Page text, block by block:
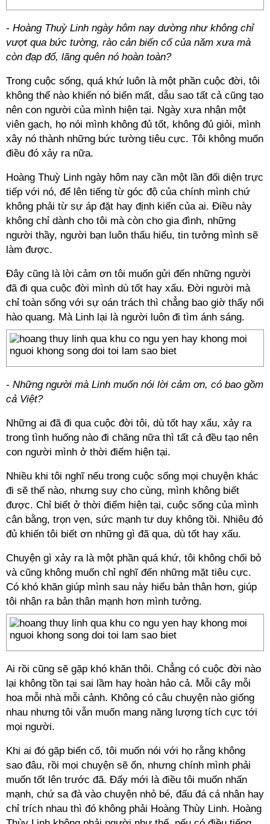
- Hoàng Thuỳ Linh ngày hôm nay dường như không chỉ
vượt qua bức tường, rào cản biến cố của năm xưa mà
còn đạp đổ, lãng quên nó hoàn toàn?
Trong cuộc sống, quá khứ luôn là một phần cuộc đời, tôi
không thể nào khiến nó biến mất, dẫu sao tất cả cũng tạo
nên con người của mình hiện tại. Ngày xưa nhận một
viên gạch, họ nói mình không đủ tốt, không đủ giỏi, mình
xây nó thành những bức tường tiêu cực. Tôi không muốn
điều đó xảy ra nữa.
Hoàng Thuỳ Linh ngày hôm nay cần một lần đối diện trực
tiếp với nó, để lên tiếng từ góc độ của chính mình chứ
không phải từ sự áp đặt hay định kiến của ai. Điều này
không chỉ dành cho tôi mà còn cho gia đình, những
người thầy, người bạn luôn thấu hiểu, tin tưởng mình sẽ
làm được.
Đây cũng là lời cảm ơn tôi muốn gửi đến những người
đã đi qua cuộc đời mình dù tốt hay xấu. Đời người mà
chỉ toàn sống với sự oán trách thì chẳng bao giờ thấy nổi
hào quang. Mà Linh lại là người luôn đi tìm ánh sáng.
- Những người mà Linh muốn nói lời cảm ơn, có bao gồm
cả Việt?
Những ai đã đi qua cuộc đời tôi, dù tốt hay xấu, xảy ra
trong tình huống nào đi chăng nữa thì tất cả đều tạo nên
con người mình ở thời điểm hiện tại.
Nhiều khi tôi nghĩ nếu trong cuộc sống mọi chuyện khác
đi sẽ thế nào, nhưng suy cho cùng, mình không biết
được. Chỉ biết ở thời điểm hiện tại, cuộc sống của mình
cân bằng, trọn vẹn, sức mạnh tư duy không tồi. Nhiêu đó
đủ khiến tôi biết ơn những gì đã qua, dù tốt hay xấu.
Chuyện gì xảy ra là một phần quá khứ, tôi không chối bỏ
và cũng không muốn chỉ nghĩ đến những mặt tiêu cực.
Có khó khăn giúp mình sau này hiểu bản thân hơn, giúp
tôi nhận ra bản thân mạnh hơn mình tưởng.
Ai rồi cũng sẽ gặp khó khăn thôi. Chẳng có cuộc đời nào
lại không tồn tại sai lầm hay hoàn hảo cả. Mỗi cây mỗi
hoa mỗi nhà mỗi cảnh. Không có câu chuyện nào giống
nhau nhưng tôi vẫn muốn mang năng lượng tích cực tới
mọi người.
Khi ai đó gặp biến cố, tôi muốn nói với họ rằng không
sao đâu, rồi mọi chuyện sẽ ổn, nhưng chính mình phải
muốn tốt lên trước đã. Đấy mới là điều tôi muốn nhấn
mạnh, chứ sa đà vào chuyện nhỏ bé, đấu đá cá nhân hay
chỉ trích nhau thì đó không phải Hoàng Thùy Linh. Hoàng